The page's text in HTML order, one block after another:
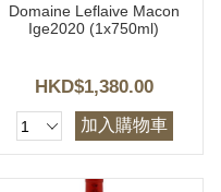
Domaine Leflaive Macon
Ige2020 (1x750ml)
HKD$1,380.00
加入購物車